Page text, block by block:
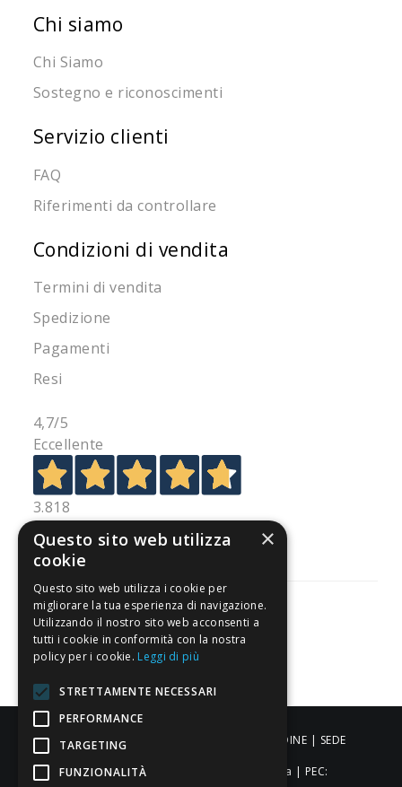
Chi siamo
Chi Siamo
Sostegno e riconoscimenti
Servizio clienti
FAQ
Riferimenti da controllare
Condizioni di vendita
Termini di vendita
Spedizione
Pagamenti
Resi
4,7/5
Eccellente
3.818
Recensioni
Pagamenti sicuri
ALDIGIÙ S.R.L. | Via Cortazzis 15 33100 - UDINE | SEDE
OPERATIVA: Via del Progresso 3 - Padova | PEC:
×
Questo sito web utilizza
cookie
Questo sito web utilizza i cookie per
migliorare la tua esperienza di navigazione.
Utilizzando il nostro sito web acconsenti a
tutti i cookie in conformità con la nostra
policy per i cookie. Leggi di più
STRETTAMENTE NECESSARI
PERFORMANCE
TARGETING
FUNZIONALITÀ